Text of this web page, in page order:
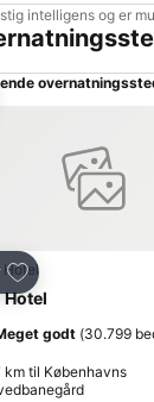
intelligens og er
Føj til favoritter
Hotel
godt (30.799
km til Københavns